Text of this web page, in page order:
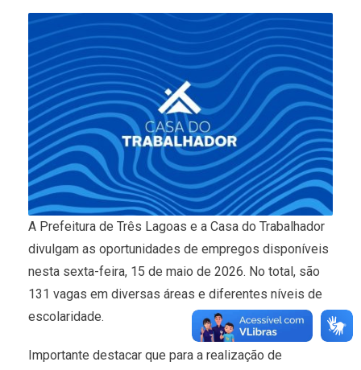
A Prefeitura de Três Lagoas e a Casa do Trabalhador
divulgam as oportunidades de empregos disponíveis
nesta sexta-feira, 15 de maio de 2026. No total, são
131 vagas em diversas áreas e diferentes níveis de
escolaridade.
Importante destacar que para a realização de